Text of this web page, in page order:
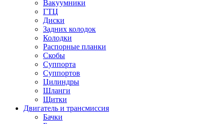
Вакуумники
ГТЦ
Диски
Задних колодок
Колодки
Распорные планки
Скобы
Суппорта
Суппортов
Цилиндры
Шланги
Щитки
Двигатель и трансмиссия
Бачки